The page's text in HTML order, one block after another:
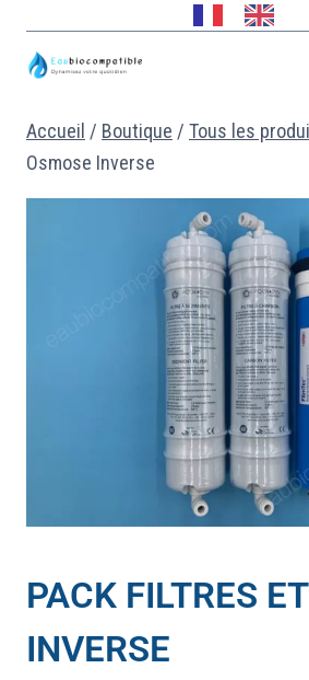
Accueil / Boutique / Tous les
Osmose Inverse
PACK FILTRES
INVERSE